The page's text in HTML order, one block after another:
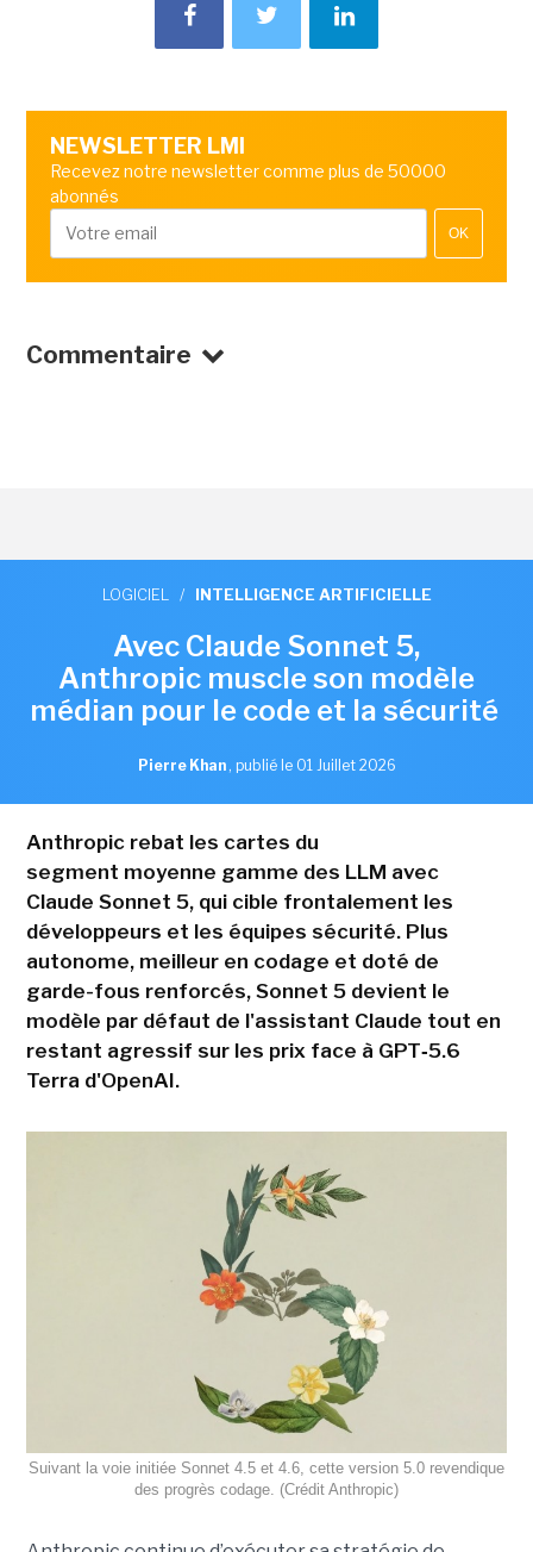
NEWSLETTER LMI
Recevez notre newsletter comme plus de 50000
abonnés
OK
Commentaire
LOGICIEL / INTELLIGENCE ARTIFICIELLE
Avec Claude Sonnet 5,
Anthropic muscle son modèle
médian pour le code et la sécurité
Pierre Khan , publié le 01 Juillet 2026
Anthropic rebat les cartes du
segment moyenne gamme des LLM avec
Claude Sonnet 5, qui cible frontalement les
développeurs et les équipes sécurité. Plus
autonome, meilleur en codage et doté de
garde-fous renforcés, Sonnet 5 devient le
modèle par défaut de l'assistant Claude tout en
restant agressif sur les prix face à GPT‑5.6
Terra d'OpenAI.
Suivant la voie initiée Sonnet 4.5 et 4.6, cette version 5.0 revendique
des progrès codage. (Crédit Anthropic)